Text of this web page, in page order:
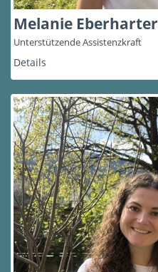
Melanie Eberharter
Unterstützende Assistenzkraft
Details